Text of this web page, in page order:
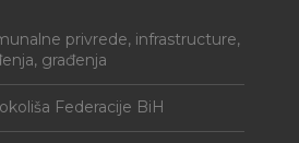
privrede, infrastructure,
građenja
Federacije BiH